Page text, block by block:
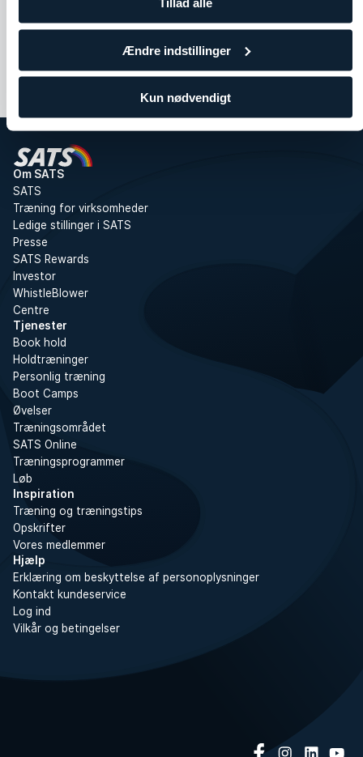
Ændre indstillinger
Kun nødvendigt
Om SATS
SATS
Træning for virksomheder
Ledige stillinger i SATS
Presse
SATS Rewards
Investor
WhistleBlower
Centre
Tjenester
Book hold
Holdtræninger
Personlig træning
Boot Camps
Øvelser
Træningsområdet
SATS Online
Træningsprogrammer
Løb
Inspiration
Træning og træningstips
Opskrifter
Vores medlemmer
Hjælp
Erklæring om beskyttelse af personoplysninger
Kontakt kundeservice
Log ind
Vilkår og betingelser